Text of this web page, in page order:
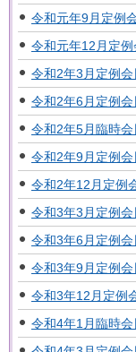
令和元年9月定例
令和元年12月定例
令和2年3月定例会
令和2年6月定例会
令和2年5月臨時会
令和2年9月定例会
令和2年12月定例
令和3年3月定例会
令和3年6月定例会
令和3年9月定例会
令和3年12月定例
令和4年1月臨時会